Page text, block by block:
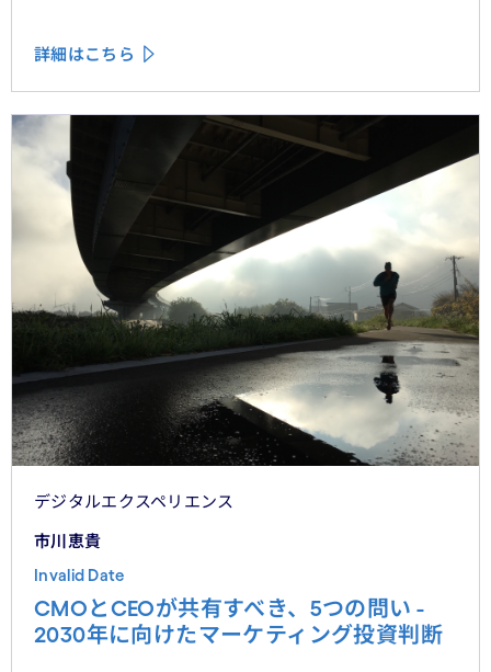
第3回では Learn フェーズで再定義されつつあるブラン
れらの議論を日本市場の文脈に着地させる。そして、希
望の視座を提示したい——日本の「顧客との関係構
築」が、世界で勝てる時代が、いま始まっている。
詳細はこちら
デジタルエクスペリエンス
市川恵貴
Invalid Date
CMOとCEOが共有すべき、5つの問い -
2030年に向けたマーケティング投資判断